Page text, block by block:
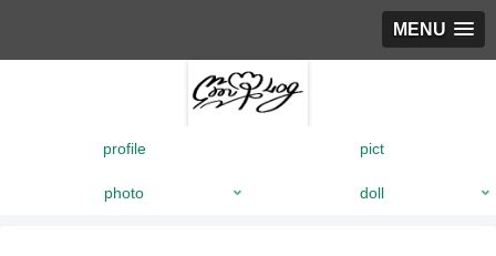
MENU
profile pict
photo doll